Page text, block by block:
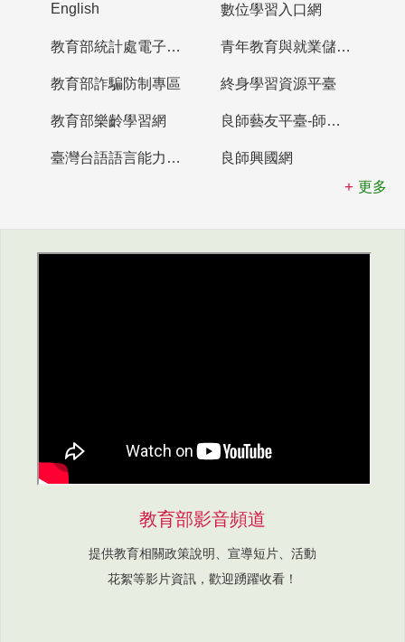
English 數位學習入口網
教育部統計處電子書櫃 青年教育與就業儲蓄帳戶
教育部詐騙防制專區 終身學習資源平臺
教育部樂齡學習網 良師藝友平臺-師資培育整合平臺
臺灣台語語言能力認證網站
良師興國網
更多
教育部影音頻道
提供教育相關政策說明、宣導短片、活動
花絮等影片資訊，歡迎踴躍收看！